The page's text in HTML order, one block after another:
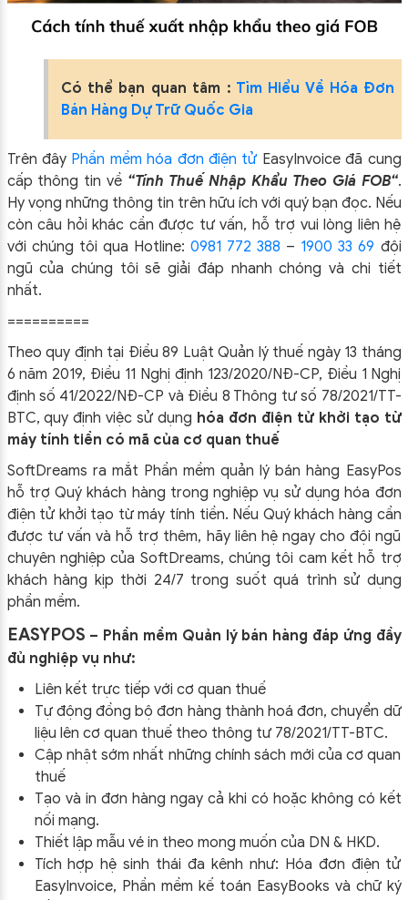
Có thể bạn quan tâm : Tìm Hiểu Về Hóa Đơn
Bán Hàng Dự Trữ Quốc Gia
Trên đây Phần mềm hóa đơn điện tử EasyInvoice đã cung
cấp thông tin về “Tính Thuế Nhập Khẩu Theo Giá FOB“.
Hy vọng những thông tin trên hữu ích với quý bạn đọc. Nếu
còn câu hỏi khác cần được tư vấn, hỗ trợ vui lòng liên hệ
với chúng tôi qua Hotline: 0981 772 388 – 1900 33 69 đội
ngũ của chúng tôi sẽ giải đáp nhanh chóng và chi tiết
nhất.
==========
Theo quy định tại Điều 89 Luật Quản lý thuế ngày 13 tháng
6 năm 2019, Điều 11 Nghị định 123/2020/NĐ-CP, Điều 1 Nghị
định số 41/2022/NĐ-CP và Điều 8 Thông tư số 78/2021/TT-
BTC, quy định việc sử dụng hóa đơn điện tử khởi tạo từ
máy tính tiền có mã của cơ quan thuế
SoftDreams ra mắt Phần mềm quản lý bán hàng EasyPos
hỗ trợ Quý khách hàng trong nghiệp vụ sử dụnghóa đơn
điện tử khởi tạo từ máy tính tiền. Nếu Quý khách hàng cần
được tư vấn và hỗ trợ thêm, hãy liên hệ ngay cho đội ngũ
chuyên nghiệp của SoftDreams, chúng tôi cam kết hỗ trợ
khách hàng kịp thời 24/7 trong suốt quá trình sử dụng
phần mềm.
EASYPOS – Phần mềm Quản lý bán hàng đáp ứng đầy
đủ nghiệp vụ như:
Liên kết trực tiếp với cơ quan thuế
Tự động đồng bộ đơn hàng thành hoá đơn, chuyển dữ
liệu lên cơ quan thuế theo thông tư 78/2021/TT-BTC.
Cập nhật sớm nhất những chính sách mới của cơ quan
thuế
Tạo và in đơn hàng ngay cả khi có hoặc không có kết
nối mạng.
Thiết lập mẫu vé in theo mong muốn của DN & HKD.
Tích hợp hệ sinh thái đa kênh như: Hóa đơn điện tử
EasyInvoice, Phần mềm kế toán EasyBooks và chữ ký